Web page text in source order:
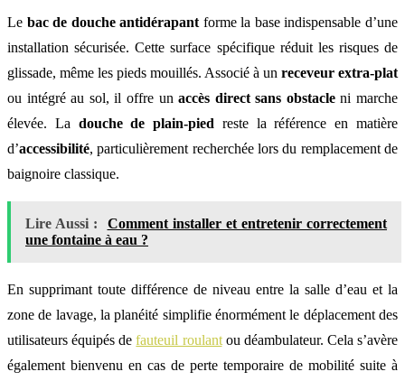
Le bac de douche antidérapant forme la base indispensable d’une
installation sécurisée. Cette surface spécifique réduit les risques de
glissade, même les pieds mouillés. Associé à un receveur extra-plat
ou intégré au sol, il offre unaccès direct sans obstacleni marche
élevée. La douche de plain-pied reste la référence en matière
d’accessibilité, particulièrement recherchée lors du remplacement de
baignoire classique.
Lire Aussi :
Comment installer et entretenir correctement
une fontaine à eau ?
En supprimant toute différence de niveau entre la salle d’eau et la
zone de lavage, la planéité simplifie énormément le déplacement des
utilisateurs équipés defauteuil roulantou déambulateur. Cela s’avère
également bienvenu en cas de perte temporaire de mobilité suite à